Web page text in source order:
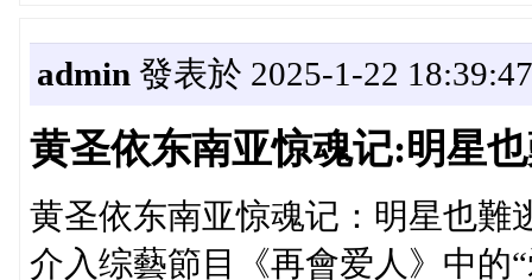
admin 發表於 2025-1-22 18:39:47
黄圣依东南亚惊魂记:明星
黄圣依东南亚惊魂记：明星也難
介入综藝節目《再會爱人》中的